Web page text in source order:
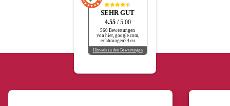
SEHR GUT
4.55 / 5.00
560 Bewertungen
von hier, google.com,
erfahrungen24.eu
Hinweis zu den Bewertungen